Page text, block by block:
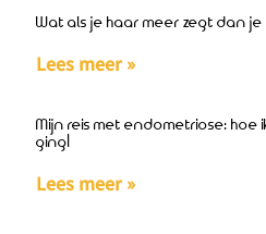
Wat als je haar meer zegt dan
Lees meer »
Mijn reis met endometriose: hoe
ging!
Lees meer »